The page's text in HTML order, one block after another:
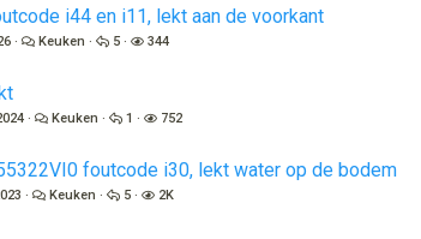
i44 en i11, lekt aan de voorkant
Keuken 5 344
Keuken 1 752
foutcode i30, lekt water op de bodem
Keuken 5 2K